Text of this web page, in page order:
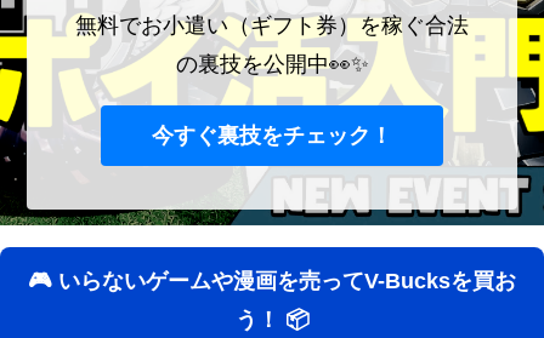
無料でお小遣い（ギフト券）を稼ぐ合法
の裏技を公開中👀✨
今すぐ裏技をチェック！
🎮 いらないゲームや漫画を売ってV-Bucksを買お
う！ 📦